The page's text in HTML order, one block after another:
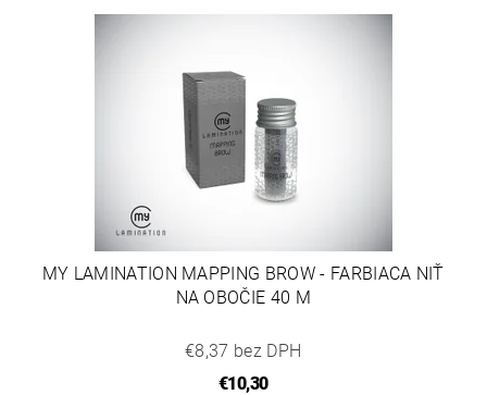
MY LAMINATION MAPPING BROW - FARBIACA NIŤ
NA OBOČIE 40 M
€8,37 bez DPH
€10,30